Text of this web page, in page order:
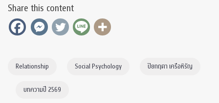
Share this content
Relationship Social Psychology ปิยกฤตา เครือหิรัญ
บทความปี 2569